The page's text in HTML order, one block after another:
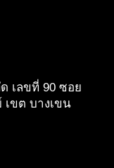
เลขที่ 90 ซอย
เขต บางเขน